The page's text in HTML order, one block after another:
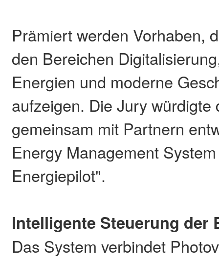
Prämiert werden Vorhaben,
den Bereichen
Energien und moderne
aufzeigen. Die Jury würdigte
gemeinsam mit Partnern
Energy Management
Energiepilot".
Intelligente Steuerung der
Das System verbindet